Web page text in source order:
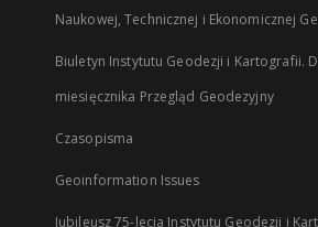
Naukowej, Technicznej i Ekonomicznej
Biuletyn Instytutu Geodezji i Kartografii.
miesięcznika Przegląd Geodezyjny
Czasopisma
Geoinformation Issues
Jubileusz 75-lecia Instytutu Geodezji i